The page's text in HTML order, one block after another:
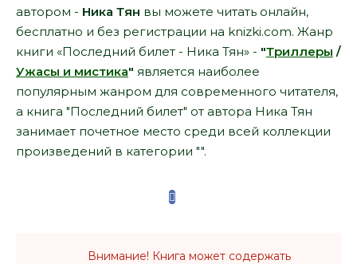
автором - Ника Тян вы можете читать онлайн,
бесплатно и без регистрации на knizki.com. Жанр
книги «Последний билет - Ника Тян» - "Триллеры /
Ужасы и мистика" является наиболее
популярным жанром для современного читателя,
а книга "Последний билет" от автора Ника Тян
занимает почетное место среди всей коллекции
произведений в категории "".
Внимание! Книга может содержать